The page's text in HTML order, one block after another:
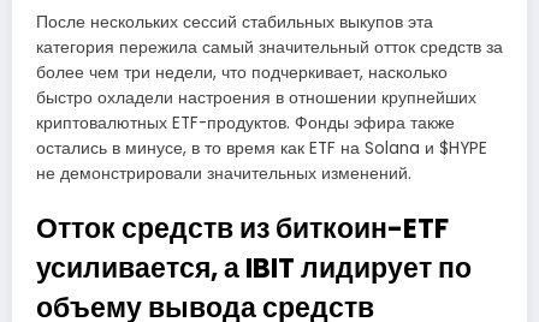
После нескольких сессий стабильных выкупов эта
категория пережила самый значительный отток средств за
более чем три недели, что подчеркивает, насколько
быстро охладели настроения в отношении крупнейших
криптовалютных ETF-продуктов. Фонды эфира также
остались в минусе, в то время как ETF на Solana и $HYPE
не демонстрировали значительных изменений.
Отток средств из биткоин-ETF
усиливается, а IBIT лидирует по
объему вывода средств